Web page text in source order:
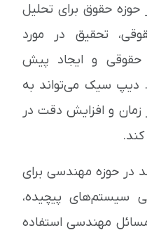
حوزه حقوق برای تحلیل
تحقیق در مورد
حقوقی و ایجاد پیش
دیپ سیک می‌تواند به
و افزایش دقت در
در حوزه مهندسی برای
سیستم‌های پیچیده،
مهندسی استفاده